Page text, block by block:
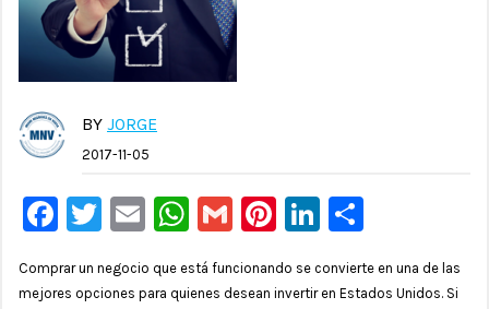
BY JORGE
2017-11-05
Facebook
Twitter
EmailWhatsApp
GmailPinterest
LinkedIn
Comprar un negocio que está funcionando se convierte en una de las
mejores opciones para quienes desean invertir en Estados Unidos. Si